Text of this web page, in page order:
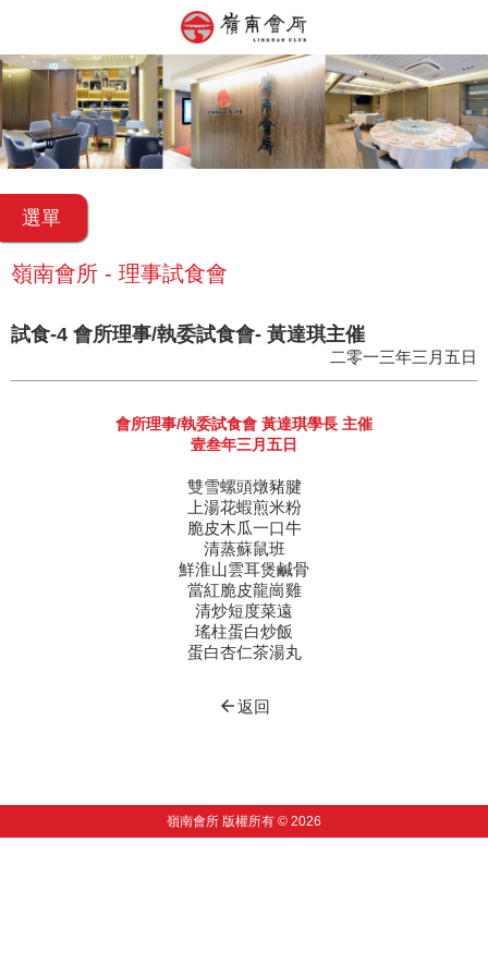
選單
嶺南會所 - 理事試食會
試食-4 會所理事/執委試食會- 黃達琪主催
二零一三年三月五日
會所理事/執委試食會 黃達琪學長 主催
壹叁年三月五日
雙雪螺頭燉豬腱
上湯花蝦煎米粉
脆皮木瓜一口牛
清蒸蘇鼠班
鮮淮山雲耳煲鹹骨
當紅脆皮龍崗雞
清炒短度菜遠
瑤柱蛋白炒飯
蛋白杏仁茶湯丸
arrow_back返回
嶺南會所 版權所有 © 2026